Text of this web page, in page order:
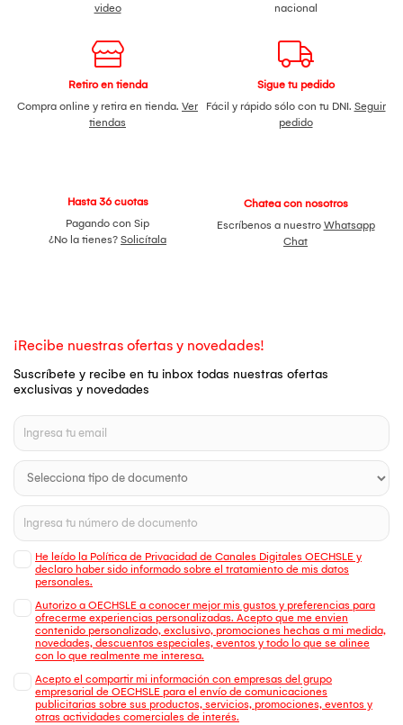
video
nacional
Retiro en tienda
Compra online y retira en tienda. Ver
tiendas
Sigue tu pedido
Fácil y rápido sólo con tu DNI. Seguir
pedido
Hasta 36 cuotas
Pagando con Sip
¿No la tienes? Solicítala
Chatea con nosotros
Escríbenos a nuestro Whatsapp
Chat
¡Recibe nuestras ofertas y novedades!
Suscríbete y recibe en tu inbox todas nuestras ofertas
exclusivas y novedades
He leído la Política de Privacidad de Canales Digitales OECHSLE y
declaro haber sido informado sobre el tratamiento de mis datos
personales.
Autorizo a OECHSLE a conocer mejor mis gustos y preferencias para
ofrecerme experiencias personalizadas. Acepto que me envien
contenido personalizado, exclusivo, promociones hechas a mi medida,
novedades, descuentos especiales, eventos y todo lo que se alinee
con lo que realmente me interesa.
Acepto el compartir mi información con empresas del grupo
empresarial de OECHSLE para el envío de comunicaciones
publicitarias sobre sus productos, servicios, promociones, eventos y
otras actividades comerciales de interés.